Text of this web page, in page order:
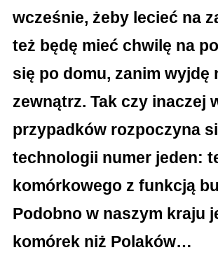
wcześnie, żeby lecieć na
też będę mieć chwilę na
się po domu, zanim wyjdę
zewnątrz. Tak czy inaczej
przypadków rozpoczyna
technologii numer jeden:
komórkowego z funkcją
Podobno w naszym kraju
komórek niż Polaków…